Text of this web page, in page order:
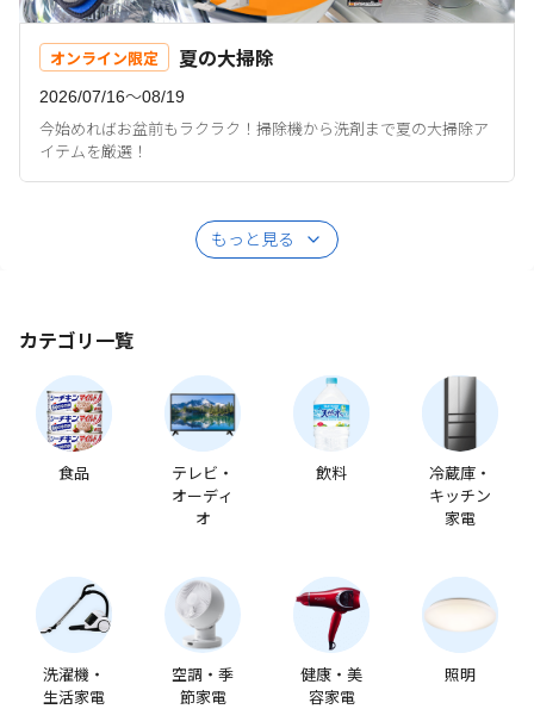
オンライン限定 夏の大掃除
2026/07/16〜08/19
今始めればお盆前もラクラク！掃除機から洗剤まで夏の大掃除ア
イテムを厳選！
もっと見る
カテゴリ一覧
食品
テレビ・
オーディ
オ
飲料
冷蔵庫・
キッチン
家電
洗濯機・
生活家電
空調・季
節家電
健康・美
容家電
照明